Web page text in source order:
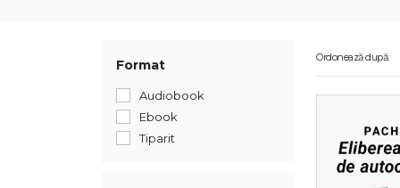
Format
Audiobook
Ebook
Tiparit
Ordonează după: